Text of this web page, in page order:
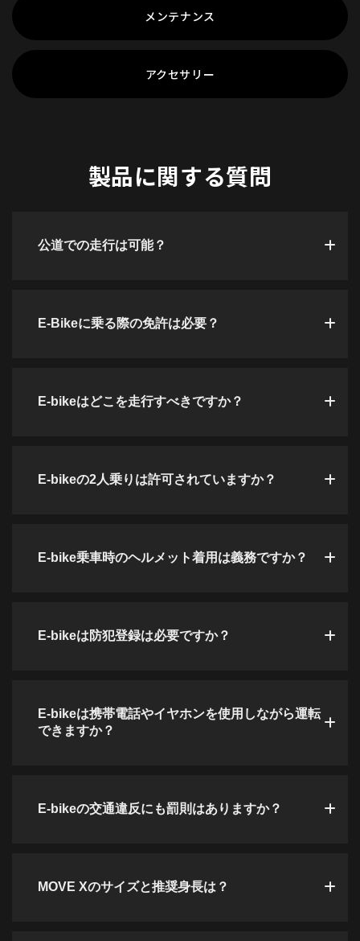
メンテナンス
アクセサリー
製品に関する質問
公道での走行は可能？
E-Bikeに乗る際の免許は必要？
E-bikeはどこを走行すべきですか？
E-bikeの2人乗りは許可されていますか？
E-bike乗車時のヘルメット着用は義務ですか？
E-bikeは防犯登録は必要ですか？
E-bikeは携帯電話やイヤホンを使用しながら運転
できますか？
E-bikeの交通違反にも罰則はありますか？
MOVE Xのサイズと推奨身長は？